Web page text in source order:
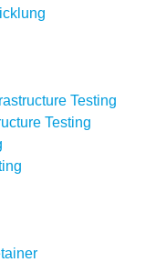
Testing
Testing